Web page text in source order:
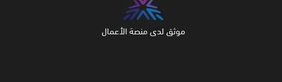
موثق لدى منصة الأعمال